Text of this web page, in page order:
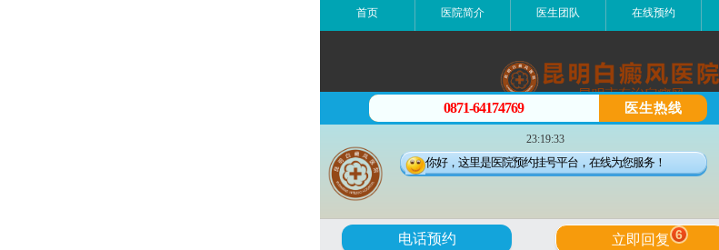
首页 医院简介 医生团队 在线预约
昆明白癜风医院
昆明市五华区护国路2号
版权所有：昆明白癜风医院
联系电话：0871-64174769
0871-64174769 医生热线
23:19:33
你好，这里是医院预约挂号平台，在线为您服务！
电话预约 立即回复 6